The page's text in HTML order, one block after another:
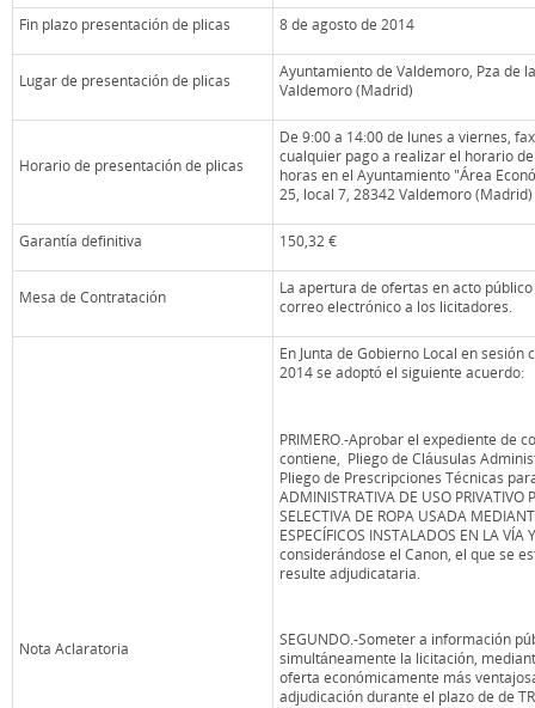
Fin plazo presentación de plicas 8 de agosto de 2014
Lugar de presentación de plicas
Ayuntamiento de Valdemoro, Pza de
Valdemoro (Madrid)
Horario de presentación de plicas
De 9:00 a 14:00 de lunes a viernes,
cualquier pago a realizar el horario
horas en el Ayuntamiento "Área
25, local 7, 28342 Valdemoro (Madrid)
Garantía definitiva 150,32 €
Mesa de Contratación
La apertura de ofertas en acto
correo electrónico a los licitadores.
Nota Aclaratoria
En Junta de Gobierno Local en
2014 se adoptó el siguiente acuerdo:
PRIMERO.-Aprobar el expediente de
contiene, Pliego de Cláusulas
Pliego de Prescripciones Técnicas
ADMINISTRATIVA DE USO PRIVATIVO
SELECTIVA DE ROPA USADA
ESPECÍFICOS INSTALADOS EN LA VÍA
considerándose el Canon, el que se
resulte adjudicataria.
SEGUNDO.-Someter a información
simultáneamente la licitación,
oferta económicamente más
adjudicación durante el plazo de de